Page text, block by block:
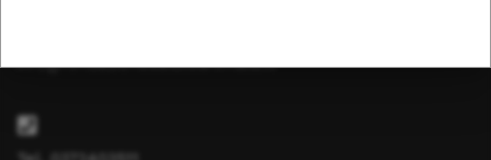
info@fondazionesaluteanimale.it